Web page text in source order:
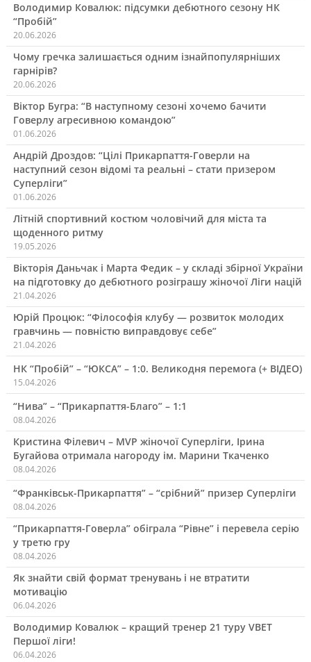
Володимир Ковалюк: підсумки дебютного сезону НК
“Пробій”
20.06.2026
Чому гречка залишається одним ізнайпопулярніших
гарнірів?
20.06.2026
Віктор Бугра: “В наступному сезоні хочемо бачити
Говерлу агресивною командою”
01.06.2026
Андрій Дроздов: “Цілі Прикарпаття-Говерли на
наступний сезон відомі та реальні – стати призером
Суперліги”
01.06.2026
Літній спортивний костюм чоловічий для міста та
щоденного ритму
19.05.2026
Вікторія Даньчак і Марта Федик – у складі збірної України
на підготовку до дебютного розіграшу жіночої Ліги націй
21.04.2026
Юрій Процюк: “Філософія клубу — розвиток молодих
гравчинь — повністю виправдовує себе”
21.04.2026
НК “Пробій” – “ЮКСА” – 1:0. Великодня перемога (+ ВІДЕО)
15.04.2026
“Нива” – “Прикарпаття-Благо” – 1:1
08.04.2026
Кристина Філевич – MVP жіночої Суперліги, Ірина
Бугайова отримала нагороду ім. Марини Ткаченко
08.04.2026
“Франківськ-Прикарпаття” – “срібний” призер Суперліги
08.04.2026
“Прикарпаття-Говерла” обіграла “Рівне” і перевела серію
у третю гру
08.04.2026
Як знайти свій формат тренувань і не втратити
мотивацію
06.04.2026
Володимир Ковалюк – кращий тренер 21 туру VBET
Першої ліги!
06.04.2026